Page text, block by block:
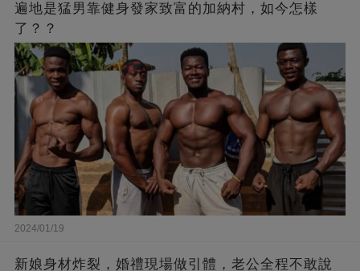
遍地是猛男靠健身發家致富的加納村，如今怎樣
了？？
2024/01/19
新娘身材炸裂，婚禮現場做引體，老公全程不敢說